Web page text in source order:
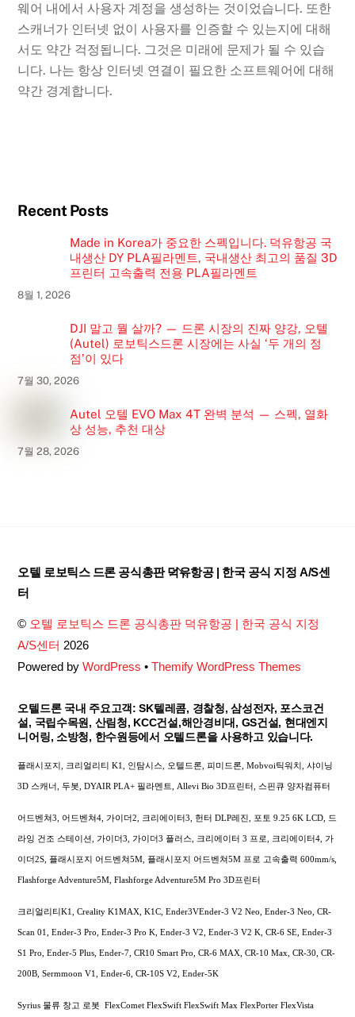
웨어 내에서 사용자 계정을 생성하는 것이었습니다. 또한
스캐너가 인터넷 없이 사용자를 인증할 수 있는지에 대해
서도 약간 걱정됩니다. 그것은 미래에 문제가 될 수 있습
니다. 나는 항상 인터넷 연결이 필요한 소프트웨어에 대해
약간 경계합니다.
Recent Posts
Made in Korea가 중요한 스펙입니다. 덕유항공 국
내생산 DY PLA필라멘트, 국내생산 최고의 품질 3D
프린터 고속출력 전용 PLA필라멘트
8월 1, 2026
DJI 말고 뭘 살까? — 드론 시장의 진짜 양강, 오텔
(Autel) 로보틱스드론 시장에는 사실 ‘두 개의 정
점’이 있다
7월 30, 2026
Autel 오텔 EVO Max 4T 완벽 분석 — 스펙, 열화
상 성능, 추천 대상
7월 28, 2026
Back
오텔 로보틱스 드론 공식총판 덕유항공 | 한국 공식 지정 A/S센
터
© 오텔 로보틱스 드론 공식총판 덕유항공 | 한국 공식 지정
A/S센터 2026
Powered byWordPress •Themify WordPress Themes
오텔드론 국내 주요고객: SK텔레콤, 경찰청, 삼성전자, 포스코건
설, 국립수목원, 산림청, KCC건설,해안경비대, GS건설, 현대엔지
니어링, 소방청, 한수원등에서 오텔드론을 사용하고 있습니다.
플래시포지, 크리얼리티 K1, 인탐시스, 오텔드론, 피미드론, Mobvoi틱워치, 샤이닝
3D 스캐너, 두봇, DYAIR PLA+ 필라멘트, Allevi Bio 3D프린터, 스핀큐 양자컴퓨터
어드벤쳐3, 어드벤쳐4, 가이더2, 크리에이터3, 헌터 DLP레진, 포토 9.25 6K LCD, 드
라잉 건조 스테이션, 가이더3, 가이더3 플러스, 크리에이터 3 프로, 크리에이터4, 가
이더2S, 플래시포지 어드벤쳐5M, 플래시포지 어드벤쳐5M 프로 고속출력 600mm/s,
Flashforge Adventure5M, Flashforge Adventure5M Pro 3D프린터
크리얼리티K1, Creality K1MAX, K1C, Ender3VEnder-3 V2 Neo, Ender-3 Neo, CR-
Scan 01, Ender-3 Pro, Ender-3 Pro K, Ender-3 V2, Ender-3 V2 K, CR-6 SE, Ender-3
S1 Pro, Ender-5 Plus, Ender-7, CR10 Smart Pro, CR-6 MAX, CR-10 Max, CR-30, CR-
200B, Sermmoon V1, Ender-6, CR-10S V2, Ender-5K
Syrius 물류 창고 로봇 FlexComet FlexSwift FlexSwift Max FlexPorter FlexVista